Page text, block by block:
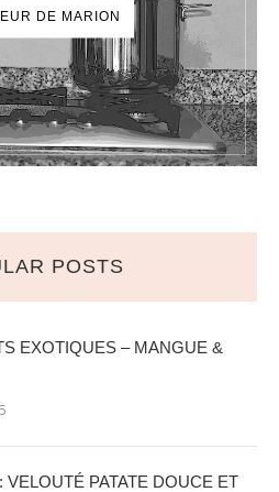
DE MARION
POSTS
EXOTIQUES – MANGUE &
VELOUTÉ PATATE DOUCE ET